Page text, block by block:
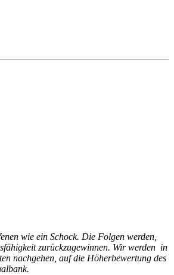
wie ein Schock. Die Folgen werden,
zurückzugewinnen. Wir werden in
nachgehen, auf die Höherbewertung des